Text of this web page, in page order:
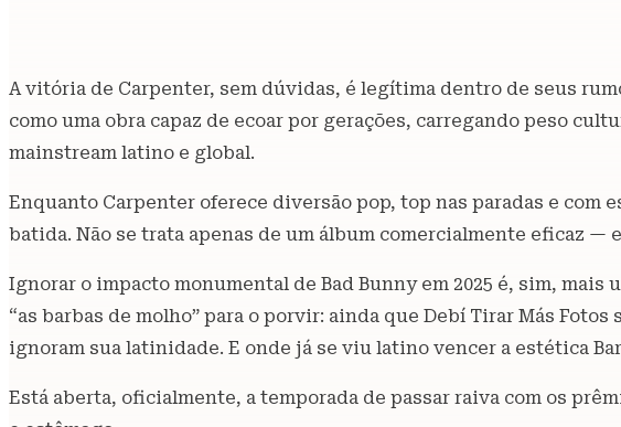
A vitória de Carpenter, sem dúvidas, é legítima dentro de seus
como uma obra capaz de ecoar por gerações, carregando peso
mainstream latino e global.
Enquanto Carpenter oferece diversão pop, top nas paradas e
batida. Não se trata apenas de um álbum comercialmente eficaz
Ignorar o impacto monumental de Bad Bunny em 2025 é, sim,
“as barbas de molho” para o porvir: ainda que Debí Tirar Más
ignoram sua latinidade. E onde já se viu latino vencer a estética
Está aberta, oficialmente, a temporada de passar raiva com os